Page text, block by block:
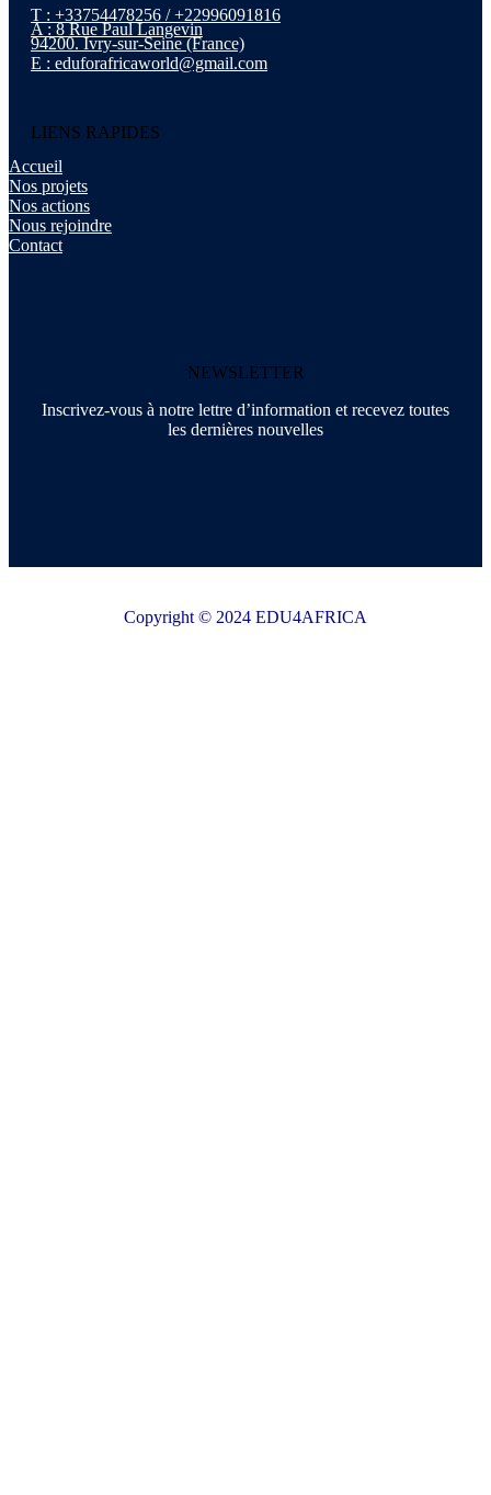
T : +33754478256 / +22996091816
A : 8 Rue Paul Langevin
94200. Ivry-sur-Seine (France)
E : eduforafricaworld@gmail.com
LIENS RAPIDES
Accueil
Nos projets
Nos actions
Nous rejoindre
Contact
NEWSLETTER
Inscrivez-vous à notre lettre d’information et recevez toutes
les dernières nouvelles
Copyright © 2024 EDU4AFRICA